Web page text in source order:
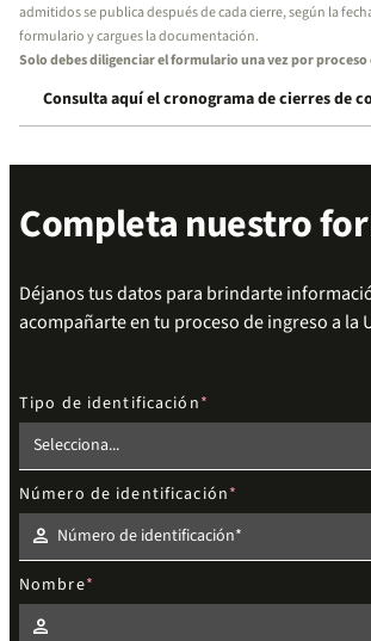
admitidos se publica después de cada cierre, según la
formulario y cargues la documentación.
Solo debes diligenciar el formulario una vez por proceso
Consulta aquí el cronograma de cierres de
inscripción
Completa nuestro
Déjanos tus datos para brindarte
acompañarte en tu proceso de ingreso a la
Tipo de identificación
Número de identificación
Nombre